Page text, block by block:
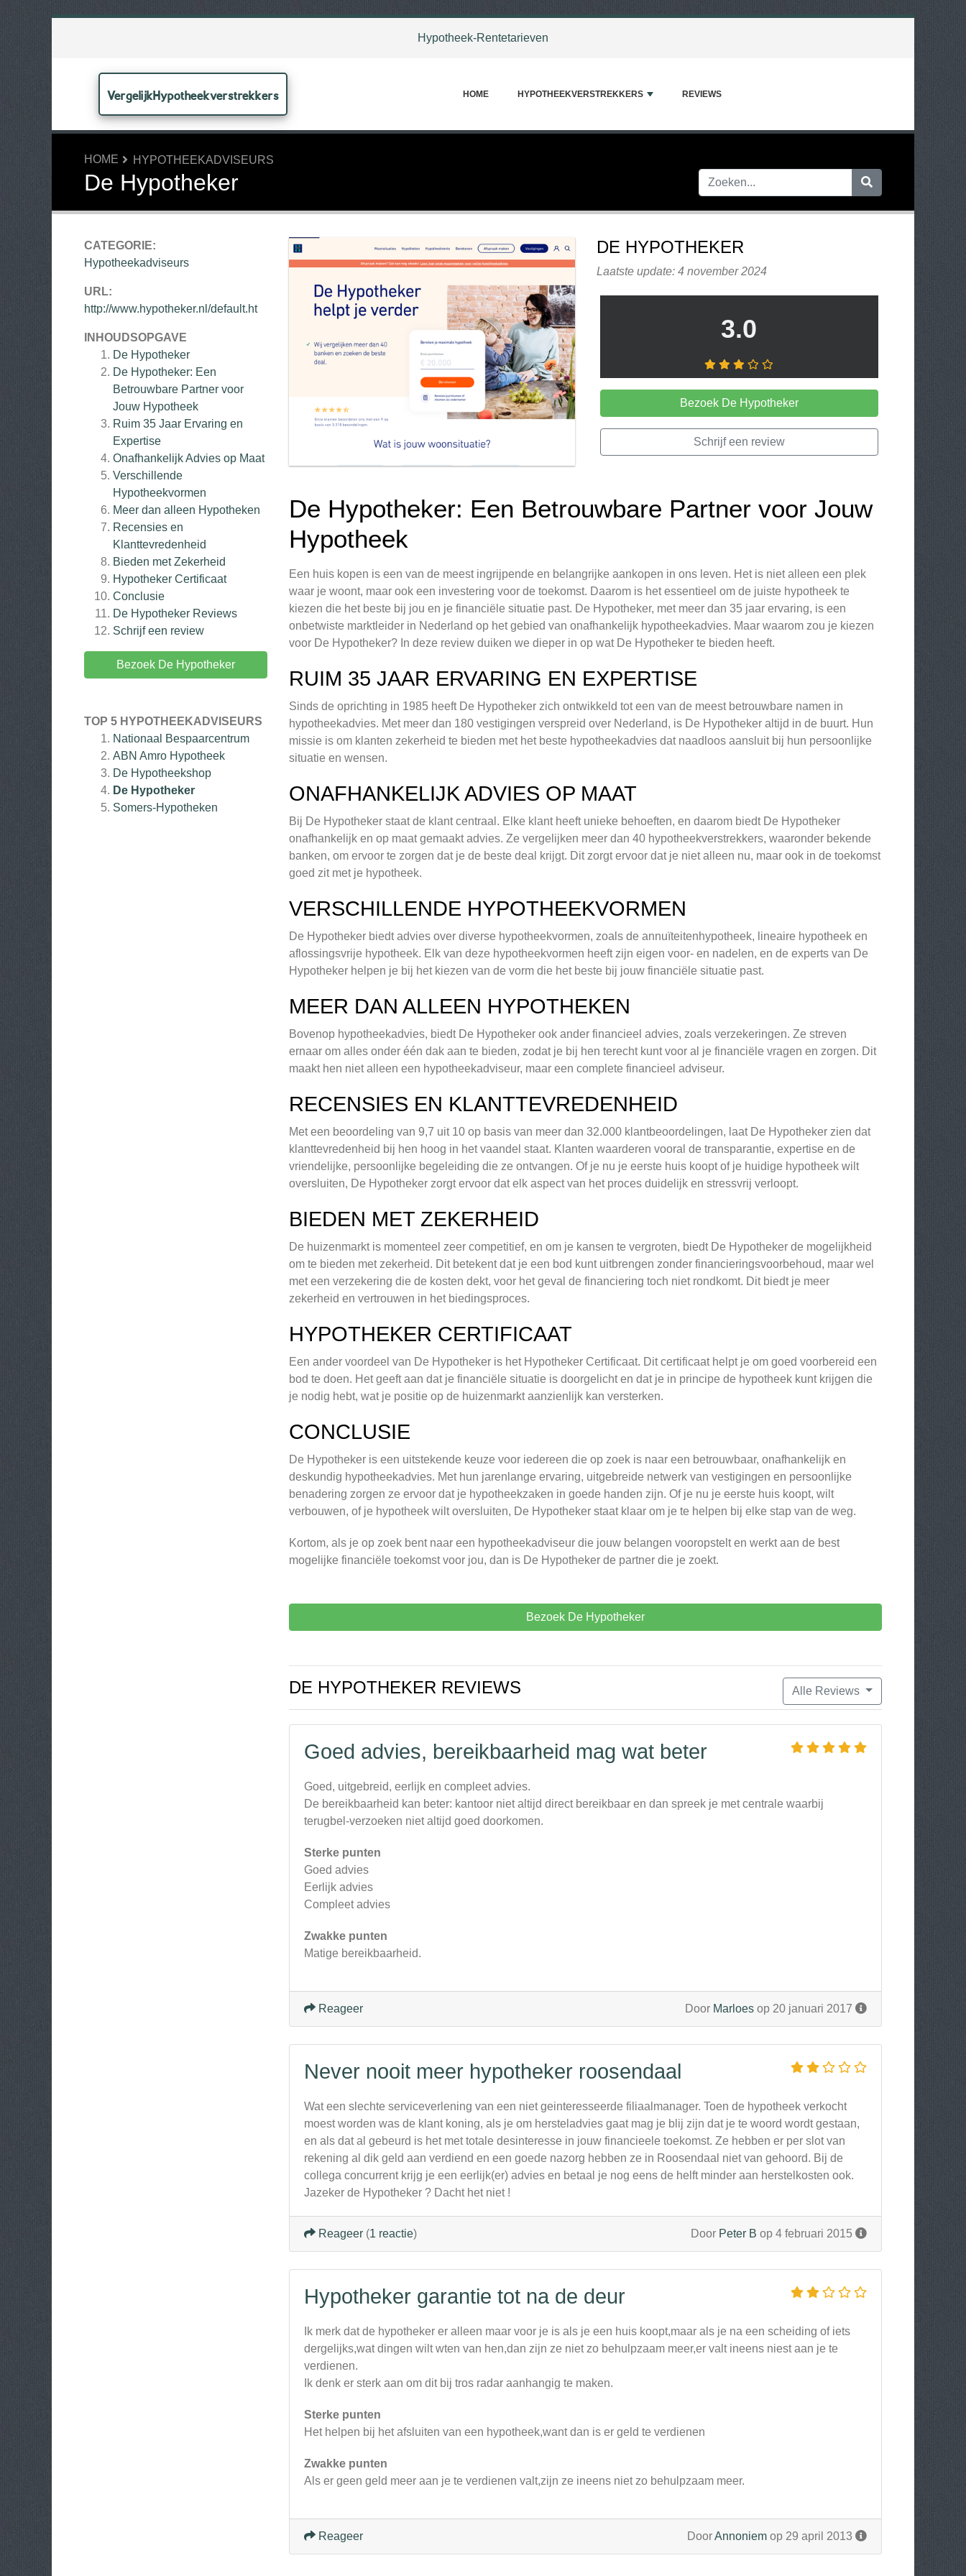
Hypotheek-Rentetarieven
VergelijkHypotheekverstrekkers HOME HYPOTHEEKVERSTREKKERS REVIEWS
HOME HYPOTHEEKADVISEURS
De Hypotheker
CATEGORIE:
Hypotheekadviseurs
URL:
http://www.hypotheker.nl/default.ht
INHOUDSOPGAVE
De Hypotheker
De Hypotheker: Een
Betrouwbare Partner voor
Jouw Hypotheek
Ruim 35 Jaar Ervaring en
Expertise
Onafhankelijk Advies op Maat
Verschillende
Hypotheekvormen
Meer dan alleen Hypotheken
Recensies en
Klanttevredenheid
Bieden met Zekerheid
Hypotheker Certificaat
Conclusie
De Hypotheker Reviews
Schrijf een review
Bezoek De Hypotheker
TOP 5 HYPOTHEEKADVISEURS
Nationaal Bespaarcentrum
ABN Amro Hypotheek
De Hypotheekshop
De Hypotheker
Somers-Hypotheken
DE HYPOTHEKER
Laatste update: 4 november 2024
3.0
Bezoek De Hypotheker
Schrijf een review
De Hypotheker: Een Betrouwbare Partner voor Jouw
Hypotheek
Een huis kopen is een van de meest ingrijpende en belangrijke aankopen in ons leven. Het is niet alleen een plek
waar je woont, maar ook een investering voor de toekomst. Daarom is het essentieel om de juiste hypotheek te
kiezen die het beste bij jou en je financiële situatie past. De Hypotheker, met meer dan 35 jaar ervaring, is een
onbetwiste marktleider in Nederland op het gebied van onafhankelijk hypotheekadvies. Maar waarom zou je kiezen
voor De Hypotheker? In deze review duiken we dieper in op wat De Hypotheker te bieden heeft.
RUIM 35 JAAR ERVARING EN EXPERTISE
Sinds de oprichting in 1985 heeft De Hypotheker zich ontwikkeld tot een van de meest betrouwbare namen in
hypotheekadvies. Met meer dan 180 vestigingen verspreid over Nederland, is De Hypotheker altijd in de buurt. Hun
missie is om klanten zekerheid te bieden met het beste hypotheekadvies dat naadloos aansluit bij hun persoonlijke
situatie en wensen.
ONAFHANKELIJK ADVIES OP MAAT
Bij De Hypotheker staat de klant centraal. Elke klant heeft unieke behoeften, en daarom biedt De Hypotheker
onafhankelijk en op maat gemaakt advies. Ze vergelijken meer dan 40 hypotheekverstrekkers, waaronder bekende
banken, om ervoor te zorgen dat je de beste deal krijgt. Dit zorgt ervoor dat je niet alleen nu, maar ook in de toekomst
goed zit met je hypotheek.
VERSCHILLENDE HYPOTHEEKVORMEN
De Hypotheker biedt advies over diverse hypotheekvormen, zoals de annuïteitenhypotheek, lineaire hypotheek en
aflossingsvrije hypotheek. Elk van deze hypotheekvormen heeft zijn eigen voor- en nadelen, en de experts van De
Hypotheker helpen je bij het kiezen van de vorm die het beste bij jouw financiële situatie past.
MEER DAN ALLEEN HYPOTHEKEN
Bovenop hypotheekadvies, biedt De Hypotheker ook ander financieel advies, zoals verzekeringen. Ze streven
ernaar om alles onder één dak aan te bieden, zodat je bij hen terecht kunt voor al je financiële vragen en zorgen. Dit
maakt hen niet alleen een hypotheekadviseur, maar een complete financieel adviseur.
RECENSIES EN KLANTTEVREDENHEID
Met een beoordeling van 9,7 uit 10 op basis van meer dan 32.000 klantbeoordelingen, laat De Hypotheker zien dat
klanttevredenheid bij hen hoog in het vaandel staat. Klanten waarderen vooral de transparantie, expertise en de
vriendelijke, persoonlijke begeleiding die ze ontvangen. Of je nu je eerste huis koopt of je huidige hypotheek wilt
oversluiten, De Hypotheker zorgt ervoor dat elk aspect van het proces duidelijk en stressvrij verloopt.
BIEDEN MET ZEKERHEID
De huizenmarkt is momenteel zeer competitief, en om je kansen te vergroten, biedt De Hypotheker de mogelijkheid
om te bieden met zekerheid. Dit betekent dat je een bod kunt uitbrengen zonder financieringsvoorbehoud, maar wel
met een verzekering die de kosten dekt, voor het geval de financiering toch niet rondkomt. Dit biedt je meer
zekerheid en vertrouwen in het biedingsproces.
HYPOTHEKER CERTIFICAAT
Een ander voordeel van De Hypotheker is het Hypotheker Certificaat. Dit certificaat helpt je om goed voorbereid een
bod te doen. Het geeft aan dat je financiële situatie is doorgelicht en dat je in principe de hypotheek kunt krijgen die
je nodig hebt, wat je positie op de huizenmarkt aanzienlijk kan versterken.
CONCLUSIE
De Hypotheker is een uitstekende keuze voor iedereen die op zoek is naar een betrouwbaar, onafhankelijk en
deskundig hypotheekadvies. Met hun jarenlange ervaring, uitgebreide netwerk van vestigingen en persoonlijke
benadering zorgen ze ervoor dat je hypotheekzaken in goede handen zijn. Of je nu je eerste huis koopt, wilt
verbouwen, of je hypotheek wilt oversluiten, De Hypotheker staat klaar om je te helpen bij elke stap van de weg.
Kortom, als je op zoek bent naar een hypotheekadviseur die jouw belangen vooropstelt en werkt aan de best
mogelijke financiële toekomst voor jou, dan is De Hypotheker de partner die je zoekt.
Bezoek De Hypotheker
Alle Reviews
DE HYPOTHEKER REVIEWS
Goed advies, bereikbaarheid mag wat beter
Goed, uitgebreid, eerlijk en compleet advies.
De bereikbaarheid kan beter: kantoor niet altijd direct bereikbaar en dan spreek je met centrale waarbij
terugbel-verzoeken niet altijd goed doorkomen.
Sterke punten
Goed advies
Eerlijk advies
Compleet advies
Zwakke punten
Matige bereikbaarheid.
Door Marloes op 20 januari 2017
Reageer
Never nooit meer hypotheker roosendaal
Wat een slechte serviceverlening van een niet geinteresseerde filiaalmanager. Toen de hypotheek verkocht
moest worden was de klant koning, als je om hersteladvies gaat mag je blij zijn dat je te woord wordt gestaan,
en als dat al gebeurd is het met totale desinteresse in jouw financieele toekomst. Ze hebben er per slot van
rekening al dik geld aan verdiend en een goede nazorg hebben ze in Roosendaal niet van gehoord. Bij de
collega concurrent krijg je een eerlijk(er) advies en betaal je nog eens de helft minder aan herstelkosten ook.
Jazeker de Hypotheker ? Dacht het niet !
Door Peter B op 4 februari 2015
Reageer (1 reactie)
Hypotheker garantie tot na de deur
Ik merk dat de hypotheker er alleen maar voor je is als je een huis koopt,maar als je na een scheiding of iets
dergelijks,wat dingen wilt wten van hen,dan zijn ze niet zo behulpzaam meer,er valt ineens niest aan je te
verdienen.
Ik denk er sterk aan om dit bij tros radar aanhangig te maken.
Sterke punten
Het helpen bij het afsluiten van een hypotheek,want dan is er geld te verdienen
Zwakke punten
Als er geen geld meer aan je te verdienen valt,zijn ze ineens niet zo behulpzaam meer.
DoorAnnoniem op 29 april 2013
Reageer